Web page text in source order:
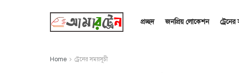
প্রচ্ছদ জনপ্রিয় লোকেশন
Home ট্রেনের সময়সূচী